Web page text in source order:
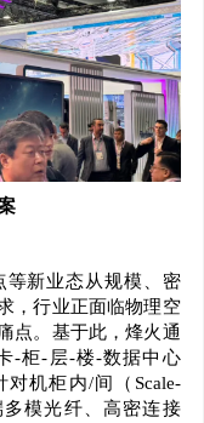
新业态从规模、密
，行业正面临物理空
点。基于此，烽火通
-柜-层-楼-数据中心
机柜内/间（Scale-
多模光纤、高密连接